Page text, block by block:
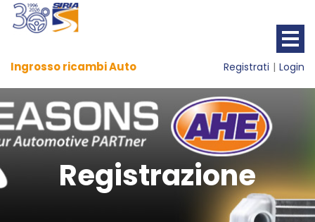
Ingrosso ricambi Auto Registrati Login
Registrazione